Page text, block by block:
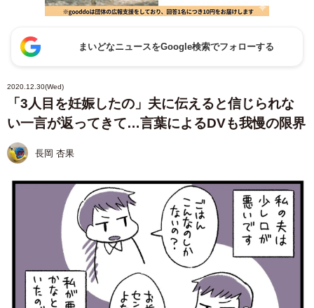
まいどなニュースをGoogle検索でフォローする
2020.12.30(Wed)
「3人目を妊娠したの」夫に伝えると信じられな
い一言が返ってきて…言葉によるDVも我慢の限界
長岡 杏果